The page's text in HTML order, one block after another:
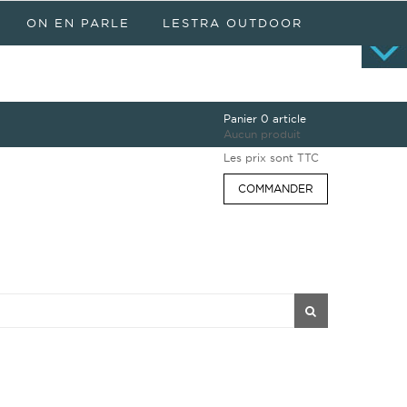
Panier 0 article
Aucun produit
Les prix sont TTC
COMMANDER
ON EN PARLE LESTRA OUTDOOR